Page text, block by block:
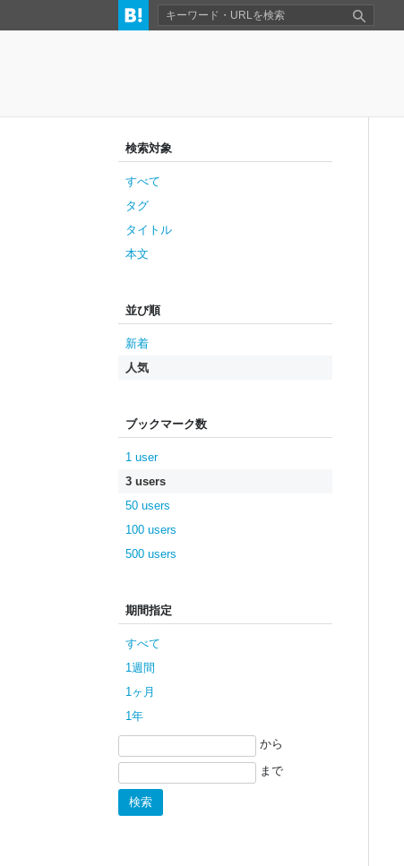
検索対象
すべて
タグ
タイトル
本文
並び順
新着
人気
ブックマーク数
1 user
3 users
50 users
100 users
500 users
期間指定
すべて
1週間
1ヶ月
1年
から
まで